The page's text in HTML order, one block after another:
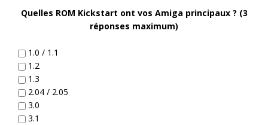
Quelles ROM Kickstart ont vos Amiga principaux ? (3
réponses maximum)
1.0 / 1.1
1.2
1.3
2.04 / 2.05
3.0
3.1